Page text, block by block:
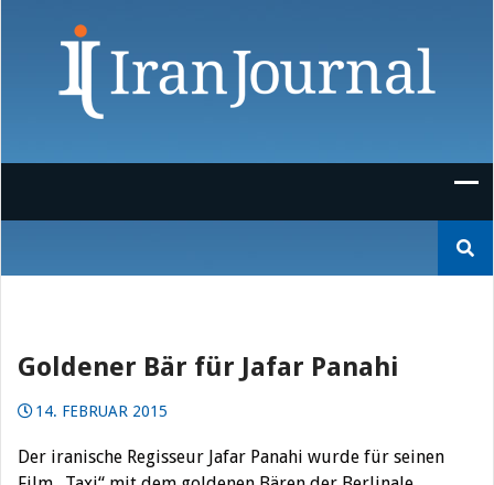
nach:
Goldener Bär für Jafar Panahi
14. FEBRUAR 2015
Der iranische Regisseur Jafar Panahi wurde für seinen